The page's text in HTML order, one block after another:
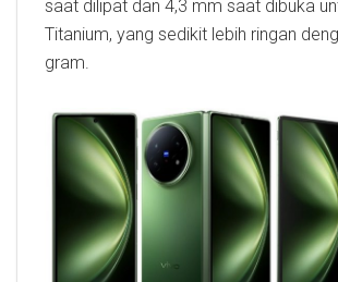
saat dilipat dan 4,3 mm saat dibuka
Titanium, yang sedikit lebih ringan
gram.